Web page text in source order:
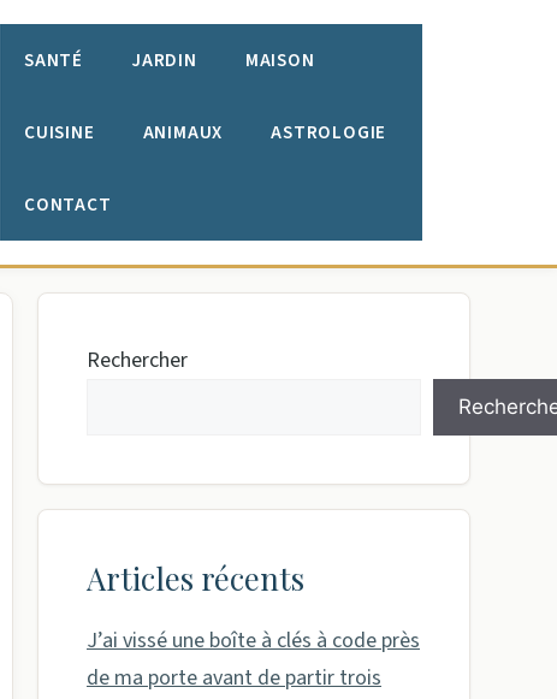
SANTÉ JARDIN MAISON
CUISINE ANIMAUX ASTROLOGIE
CONTACT
Rechercher
Articles récents
J’ai vissé une boîte à clés à code près
de ma porte avant de partir trois